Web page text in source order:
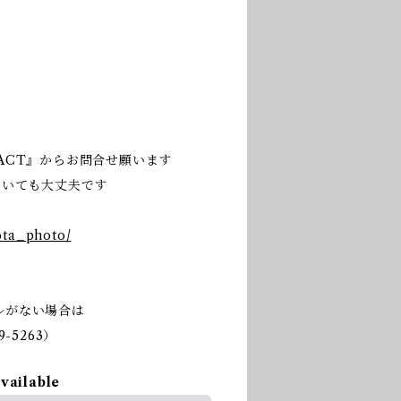
』からお問合せ願います
ても大丈夫です
ない場合は
5263）